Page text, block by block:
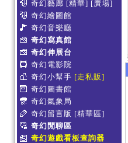
奇幻藝廊 [精華] [廣場]
奇幻繪圖館
奇幻音樂廳
奇幻寫真館
奇幻伸展台
奇幻電影院
奇幻小幫手 [走私販]
奇幻圖書館
奇幻氣象局
奇幻留言版 [精華區]
奇幻閒聊區
奇幻遊戲看板查詢器